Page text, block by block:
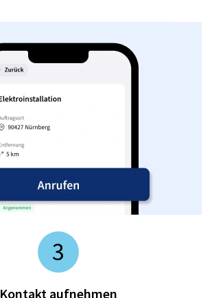
3
Kontakt aufnehmen